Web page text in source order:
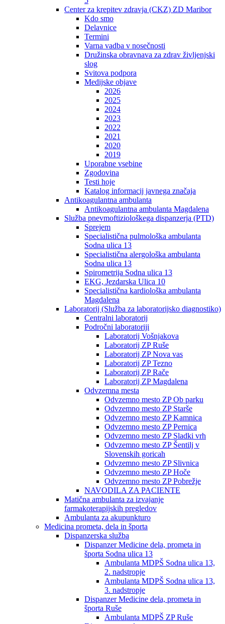
Center za krepitev zdravja (CKZ) ZD Maribor
Kdo smo
Delavnice
Termini
Varna vadba v nosečnosti
Družinska obravnava za zdrav življenjski
slog
Svitova podpora
Medijske objave
2026
2025
2024
2023
2022
2021
2020
2019
Uporabne vsebine
Zgodovina
Testi hoje
Katalog informacij javnega značaja
Antikoagulantna ambulanta
Antikoagulantna ambulanta Magdalena
Služba pnevmoftiziološkega dispanzerja (PTD)
Sprejem
Specialistična pulmološka ambulanta
Sodna ulica 13
Specialistična alergološka ambulanta
Sodna ulica 13
Spirometrija Sodna ulica 13
EKG, Jezdarska Ulica 10
Specialistična kardiološka ambulanta
Magdalena
Laboratorij (Služba za laboratorijsko diagnostiko)
Centralni laboratorij
Področni laboratoriji
Laboratorij Vošnjakova
Laboratorij ZP Ruše
Laboratorij ZP Nova vas
Laboratorij ZP Tezno
Laboratorij ZP Rače
Laboratorij ZP Magdalena
Odvzemna mesta
Odvzemno mesto ZP Ob parku
Odvzemno mesto ZP Starše
Odvzemno mesto ZP Kamnica
Odvzemno mesto ZP Pernica
Odvzemno mesto ZP Sladki vrh
Odvzemno mesto ZP Šentilj v
Slovenskih goricah
Odvzemno mesto ZP Slivnica
Odvzemno mesto ZP Hoče
Odvzemno mesto ZP Pobrežje
NAVODILA ZA PACIENTE
Matična ambulanta za izvajanje
farmakoterapijskih pregledov
Ambulanta za akupunkturo
Medicina prometa, dela in športa
Dispanzerska služba
Dispanzer Medicine dela, prometa in
športa Sodna ulica 13
Ambulanta MDPŠ Sodna ulica 13,
2. nadstropje
Ambulanta MDPŠ Sodna ulica 13,
3. nadstropje
Dispanzer Medicine dela, prometa in
športa Ruše
Ambulanta MDPŠ ZP Ruše